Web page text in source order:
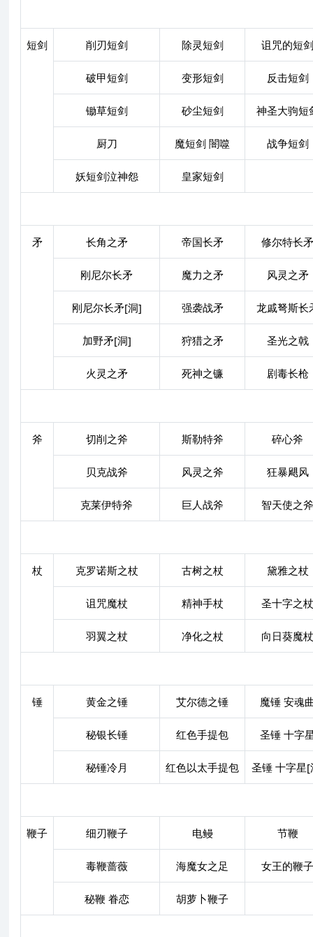
短剑 削刃短剑 除灵短剑 诅咒的短剑
破甲短剑 变形短剑 反击短剑
锄草短剑 砂尘短剑 神圣大驹短
厨刀 魔短剑 闇噬 战争短剑
妖短剑泣神怨 皇家短剑
矛 长角之矛 帝国长矛 修尔特长矛
刚尼尔长矛 魔力之矛 风灵之矛
刚尼尔长矛[洞] 强袭战矛 龙戚弩斯长
加野矛[洞] 狩猎之矛 圣光之戟
火灵之矛 死神之镰 剧毒长枪
斧 切削之斧 斯勒特斧 碎心斧
贝克战斧 风灵之斧 狂暴飓风
克莱伊特斧 巨人战斧 智天使之斧
杖 克罗诺斯之杖 古树之杖 黛雅之杖
诅咒魔杖 精神手杖 圣十字之杖
羽翼之杖 净化之杖 向日葵魔杖
锤 黄金之锤 艾尔德之锤 魔锤 安魂
秘银长锤 红色手提包 圣锤 十字
秘锤冷月 红色以太手提包 圣锤 十字星[
鞭子 细刃鞭子 电鳗 节鞭
毒鞭蔷薇 海魔女之足 女王的鞭子
秘鞭 眷恋 胡萝卜鞭子